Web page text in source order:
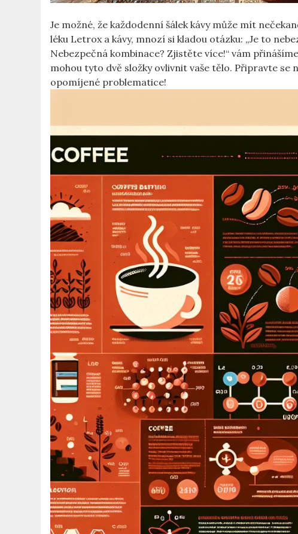
Je možné, že každodenní šálek kávy může mít
léku Letrox a kávy, mnozí si kladou otázku: „Je to
Nebezpečná kombinace? Zjistěte více!“ vám
mohou tyto dvě složky ovlivnit vaše tělo. Připravte
opomíjené problematice!